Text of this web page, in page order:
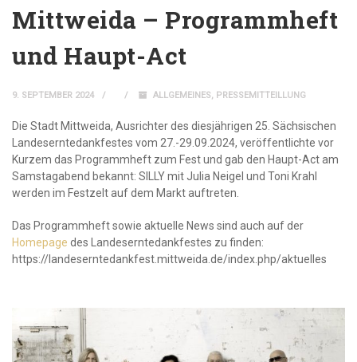
Mittweida – Programmheft
und Haupt-Act
9. SEPTEMBER 2024 ALLGEMEINES, PRESSEMITTEILLUNG
Die Stadt Mittweida, Ausrichter des diesjährigen 25. Sächsischen
Landeserntedankfestes vom 27.-29.09.2024, veröffentlichte vor
Kurzem das Programmheft zum Fest und gab den Haupt-Act am
Samstagabend bekannt: SILLY mit Julia Neigel und Toni Krahl
werden im Festzelt auf dem Markt auftreten.
Das Programmheft sowie aktuelle News sind auch auf der
Homepage des Landeserntedankfestes zu finden:
https://landeserntedankfest.mittweida.de/index.php/aktuelles